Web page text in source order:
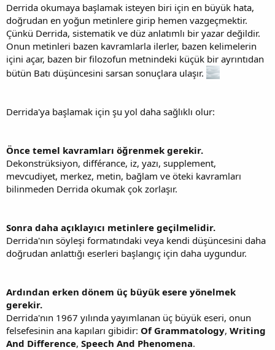
Derrida okumaya başlamak isteyen biri için en büyük hata,
doğrudan en yoğun metinlere girip hemen vazgeçmektir.
Çünkü Derrida, sistematik ve düz anlatımlı bir yazar değildir.
Onun metinleri bazen kavramlarla ilerler, bazen kelimelerin
içini açar, bazen bir filozofun metnindeki küçük bir ayrıntıdan
bütün Batı düşüncesini sarsan sonuçlara ulaşır.
Derrida'ya başlamak için şu yol daha sağlıklı olur:
Önce temel kavramları öğrenmek gerekir.
Dekonstrüksiyon, différance, iz, yazı, supplement,
mevcudiyet, merkez, metin, bağlam ve öteki kavramları
bilinmeden Derrida okumak çok zorlaşır.
Sonra daha açıklayıcı metinlere geçilmelidir.
Derrida'nın söyleşi formatındaki veya kendi düşüncesini daha
doğrudan anlattığı eserleri başlangıç için daha uygundur.
Ardından erken dönem üç büyük esere yönelmek
gerekir.
Derrida'nın 1967 yılında yayımlanan üç büyük eseri, onun
felsefesinin ana kapıları gibidir: Of Grammatology, Writing
And Difference, Speech And Phenomena.